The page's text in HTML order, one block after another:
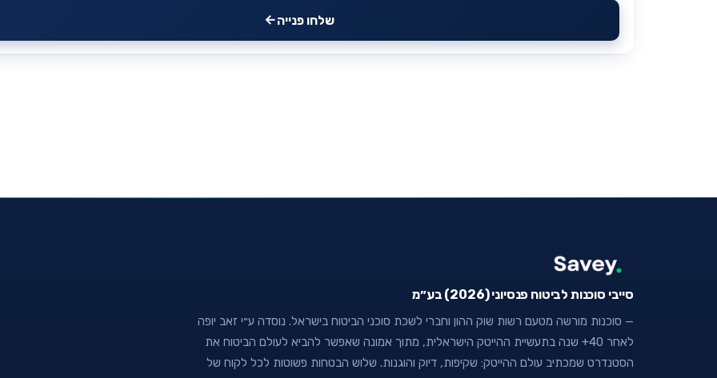
שלחו פנייה
סייבי סוכנות לביטוח פנסיוני (2026) בע״מ
— סוכנות מורשה מטעם רשות שוק ההון וחברי לשכת סוכני הביטוח בישראל. נוסדה ע״י זאב יופה
לאחר 40+ שנה בתעשיית ההייטק הישראלית, מתוך אמונה שאפשר להביא לעולם הביטוח את
הסטנדרט שמכתיב עולם ההייטק: שקיפות, דיוק והוגנות. שלוש הבטחות פשוטות לכל לקוח של